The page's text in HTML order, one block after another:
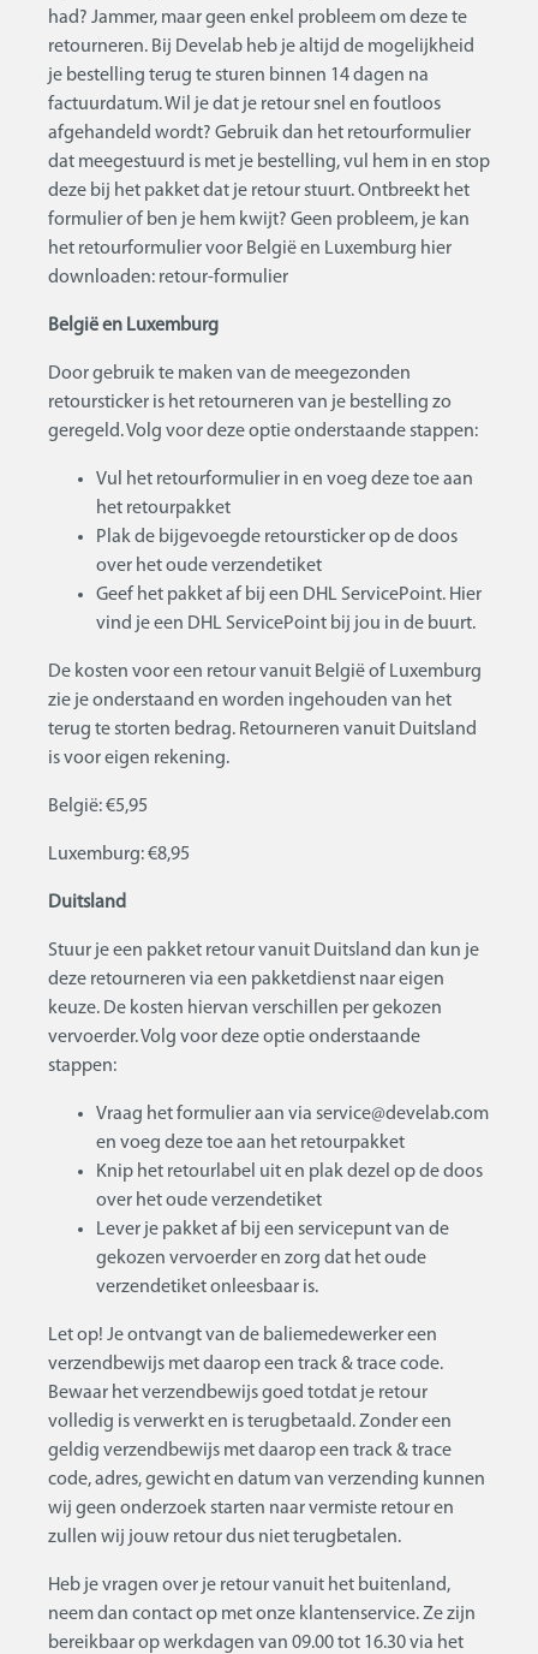
had? Jammer, maar geen enkel probleem om deze te
retourneren. Bij Develab heb je altijd de mogelijkheid
je bestelling terug te sturen binnen 14 dagen na
factuurdatum. Wil je dat je retour snel en foutloos
afgehandeld wordt? Gebruik dan het retourformulier
dat meegestuurd is met je bestelling, vul hem in en stop
deze bij het pakket dat je retour stuurt. Ontbreekt het
formulier of ben je hem kwijt? Geen probleem, je kan
het retourformulier voor België en Luxemburg hier
downloaden: retour-formulier
België en Luxemburg
Door gebruik te maken van de meegezonden
retoursticker is het retourneren van je bestelling zo
geregeld. Volg voor deze optie onderstaande stappen:
Vul het retourformulier in en voeg deze toe aan
het retourpakket
Plak de bijgevoegde retoursticker op de doos
over het oude verzendetiket
Geef het pakket af bij een DHL ServicePoint. Hier
vind je een DHL ServicePoint bij jou in de buurt.
De kosten voor een retour vanuit België of Luxemburg
zie je onderstaand en worden ingehouden van het
terug te storten bedrag. Retourneren vanuit Duitsland
is voor eigen rekening.
België: €5,95
Luxemburg: €8,95
Duitsland
Stuur je een pakket retour vanuit Duitsland dan kun je
deze retourneren via een pakketdienst naar eigen
keuze. De kosten hiervan verschillen per gekozen
vervoerder. Volg voor deze optie onderstaande
stappen:
Vraag het formulier aan via service@develab.com
en voeg deze toe aan het retourpakket
Knip het retourlabel uit en plak dezel op de doos
over het oude verzendetiket
Lever je pakket af bij een servicepunt van de
gekozen vervoerder en zorg dat het oude
verzendetiket onleesbaar is.
Let op! Je ontvangt van de baliemedewerker een
verzendbewijs met daarop een track & trace code.
Bewaar het verzendbewijs goed totdat je retour
volledig is verwerkt en is terugbetaald. Zonder een
geldig verzendbewijs met daarop een track & trace
code, adres, gewicht en datum van verzending kunnen
wij geen onderzoek starten naar vermiste retour en
zullen wij jouw retour dus niet terugbetalen.
Heb je vragen over je retour vanuit het buitenland,
neem dan contact op met onze klantenservice. Ze zijn
bereikbaar op werkdagen van 09.00 tot 16.30 via het